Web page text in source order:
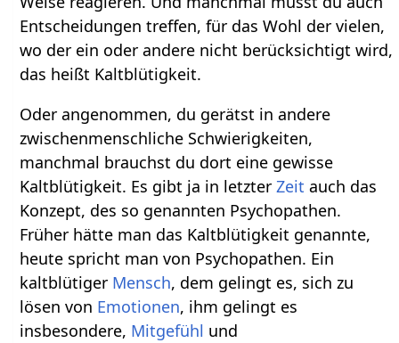
Entscheidungen treffen, für das Wohl der vielen,
wo der ein oder andere nicht berücksichtigt wird,
das heißt Kaltblütigkeit.
Oder angenommen, du gerätst in andere
zwischenmenschliche Schwierigkeiten,
manchmal brauchst du dort eine gewisse
Kaltblütigkeit. Es gibt ja in letzterZeit auch das
Konzept, des so genannten Psychopathen.
Früher hätte man das Kaltblütigkeit genannte,
heute spricht man von Psychopathen. Ein
kaltblütiger Mensch, dem gelingt es, sich zu
lösen von Emotionen, ihm gelingt es
insbesondere, Mitgefühl und